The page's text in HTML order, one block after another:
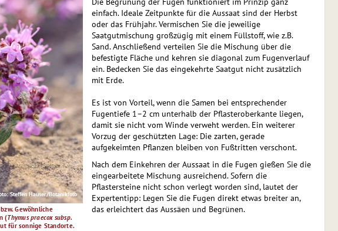
Steffen Hauser/Botanikfoto
Gewöhnliche
(Thymus praecox subsp.
für sonnige Standorte.
einfach. Ideale Zeitpunkte für die Aussaat sind der Herbst
oder das Frühjahr. Vermischen Sie die jeweilige
Saatgutmischung großzügig mit einem Füllstoff, wie z.B.
Sand. Anschließend ver­teilen Sie die Mischung über die
befestigte Fläche und kehren sie diagonal zum Fugenverlauf
ein. Bedecken Sie das einge­kehrte Saatgut nicht zusätzlich
mit Erde.
Es ist von Vorteil, wenn die Samen bei entsprechender
Fugentiefe 1–2 cm unterhalb der Pflasteroberkante liegen,
damit sie nicht vom Winde verweht werden. Ein weiterer
Vorzug der geschützten Lage: Die zarten, gerade
aufgekeimten Pflanzen bleiben von Fußtritten verschont.
Nach dem Einkehren der Aussaat in die Fugen gießen Sie die
eingearbeitete Mischung ausreichend. Sofern die
Pflastersteine nicht schon verlegt worden sind, lautet der
Expertentipp: Legen Sie die Fugen direkt etwas breiter an,
das erleichtert das Aussäen und Begrünen.